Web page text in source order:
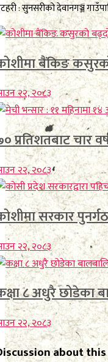
: सुनसरीको देवानगञ्ज
बैंकिङ
२२, २०८३
प्रतिशतबाट चार
२२, २०८३
सरकार
२२, २०८३
८ अधुरै छोडेका
२२, २०८३
about